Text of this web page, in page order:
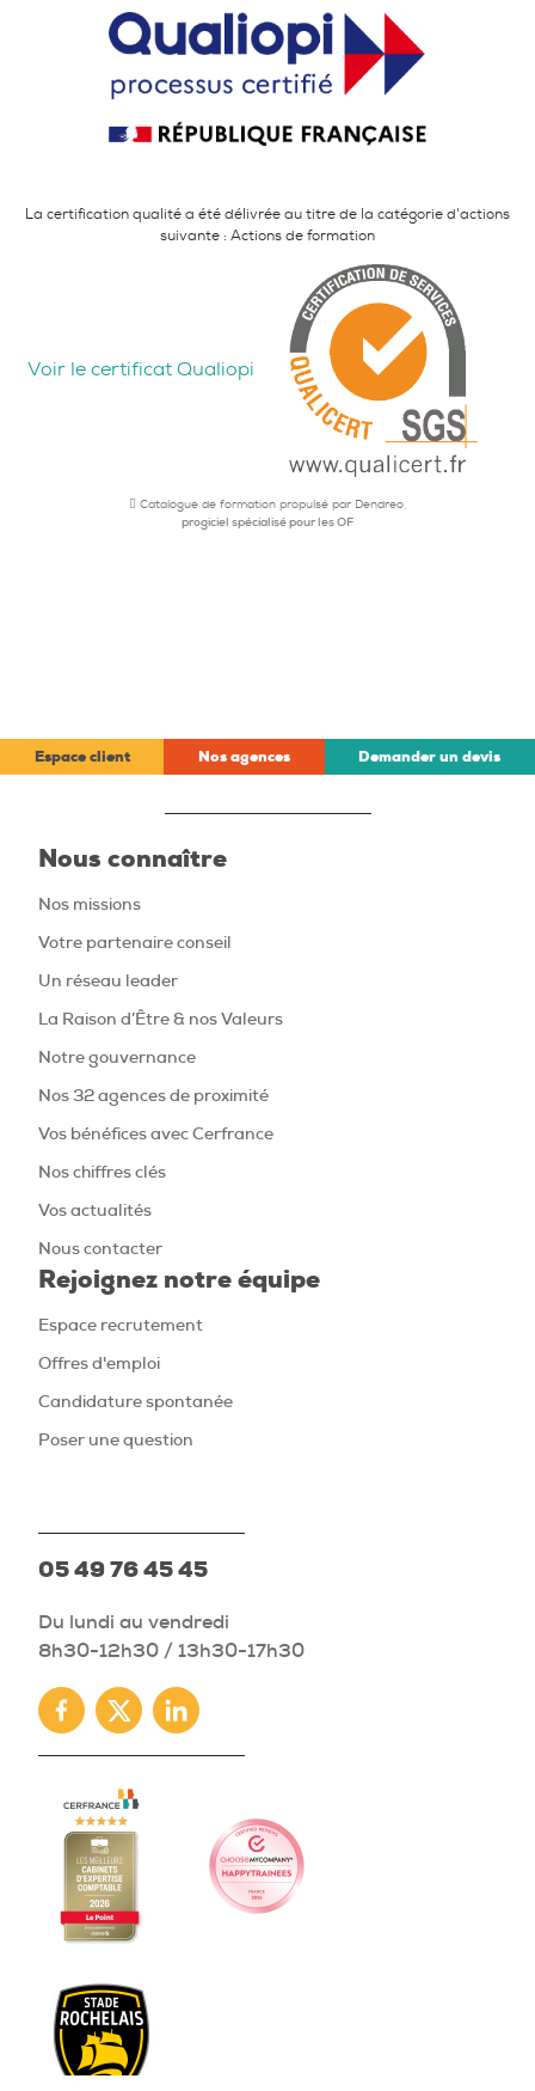
La certification qualité a été délivrée au titre de la catégorie d'actions
suivante : Actions de formation
Voir le certificat Qualiopi
Catalogue de formation propulsé par Dendreo,
progiciel spécialisé pour les OF
Espace client Nos agences Demander un devis
Nous connaître
Nos missions
Votre partenaire conseil
Un réseau leader
La Raison d’Être & nos Valeurs
Notre gouvernance
Nos 32 agences de proximité
Vos bénéfices avec Cerfrance
Nos chiffres clés
Vos actualités
Nous contacter
Rejoignez notre équipe
Espace recrutement
Offres d'emploi
Candidature spontanée
Poser une question
05 49 76 45 45
Du lundi au vendredi
8h30-12h30 / 13h30-17h30
Facebook
TwitterLinkedin